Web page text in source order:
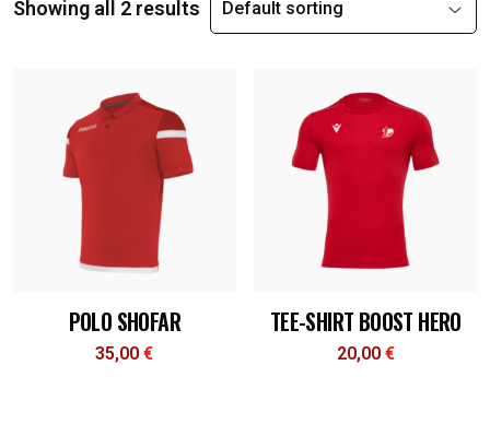
Showing all 2 results
POLO SHOFAR
35,00€
TEE-SHIRT BOOST HERO
20,00 €